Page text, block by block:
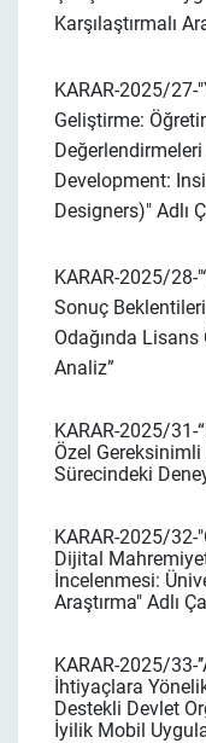
Karşılaştırmalı
KARAR-2025/27-
Geliştirme:
Development:
Designers)" Adlı
KARAR-2025/28-"
Sonuç
Odağında
Analiz”
KARAR-2025/31-
Özel
Sürecindeki
KARAR-2025/32-
Dijital
İncelenmesi:
Araştırma" Adlı
KARAR-2025/33-
İhtiyaçlara
Destekli Devlet
İyilik Mobil